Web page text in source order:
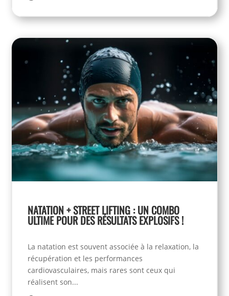
NATATION + STREET LIFTING : UN COMBO
ULTIME POUR DES RÉSULTATS EXPLOSIFS !
La natation est souvent associée à la relaxation, la
récupération et les performances
cardiovasculaires, mais rares sont ceux qui
réalisent son...